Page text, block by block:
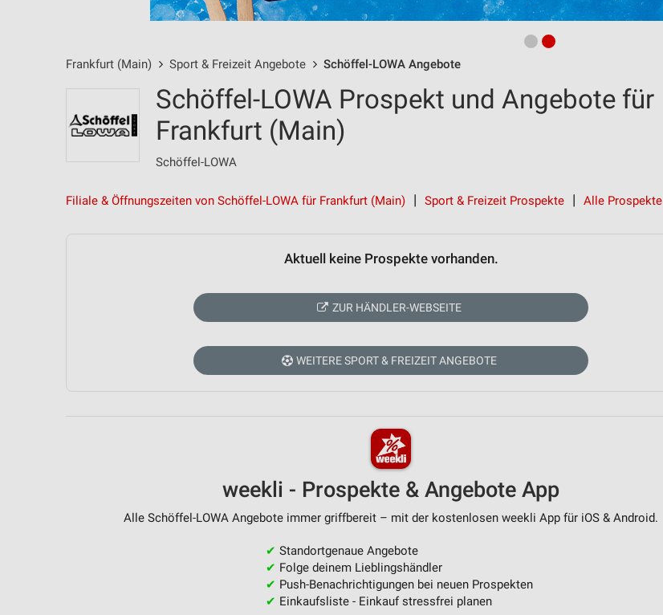
Frankfurt (Main) Sport & Freizeit Angebote Schöffel-LOWA Angebote
Schöffel-LOWA Prospekt und Angebote für
Frankfurt (Main)
Schöffel-LOWA
Filiale & Öffnungszeiten von Schöffel-LOWA für Frankfurt (Main) Sport & Freizeit Prospekte Alle Prospekte
Aktuell keine Prospekte vorhanden.
ZUR HÄNDLER-WEBSEITE
WEITERE SPORT & FREIZEIT ANGEBOTE
weekli - Prospekte & Angebote App
Alle Schöffel-LOWA Angebote immer griffbereit – mit der kostenlosen weekli App für iOS & Android.
✔ Standortgenaue Angebote
✔ Folge deinem Lieblingshändler
✔ Push-Benachrichtigungen bei neuen Prospekten
✔ Einkaufsliste - Einkauf stressfrei planen